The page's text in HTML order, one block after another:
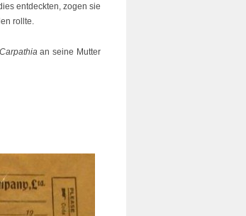
entdeckten, zogen sie
rollte.
Carpathia an seine Mutter